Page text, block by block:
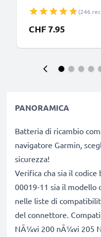
cavetto dati & ricarica
(246
CHF 7.95
PANORAMICA
Batteria di ricambio
navigatore Garmin,
sicurezza!
Verifica cha sia il
00019-11 sia il modello
nelle liste di
del connettore.
NÃ¼vi 200 nÃ¼vi 205